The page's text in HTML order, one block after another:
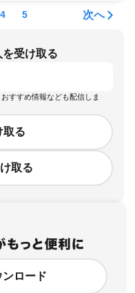
4 5 次へ
受け取る
すすめ情報なども配信しま
取る
取る
ロード